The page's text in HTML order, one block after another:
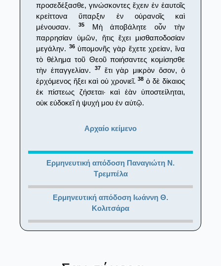
προσεδέξασθε, γινώσκοντες ἔχειν ἐν ἑαυτοῖς
κρείττονα ὕπαρξιν ἐν οὐρανοῖς καὶ
μένουσαν.
35Μὴ ἀποβάλητε οὖν τὴν
παρρησίαν ὑμῶν, ἥτις ἔχει μισθαποδοσίαν
μεγάλην. 36ὑπομονῆς γὰρ ἔχετε χρείαν, ἵνα
τὸ θέλημα τοῦ Θεοῦ ποιήσαντες κομίσησθε
τὴν ἐπαγγελίαν.
37
ἔτι γὰρ μικρὸν ὅσον, ὁ
ἐρχόμενος ἥξει καὶ οὐ χρονιεῖ.38 ὁ δὲ δίκαιος
ἐκ πίστεως ζήσεται· καὶ ἐὰν ὑποστείληται,
οὐκ εὐδοκεῖ ἡ ψυχή μου ἐν αὐτῷ.
Αρχαίο κείμενο
Ερμηνευτική απόδοση Παναγιώτη Ν.
Τρεμπέλα
Ερμηνευτική απόδοση Ιωάννη Θ.
Κολιτσάρα